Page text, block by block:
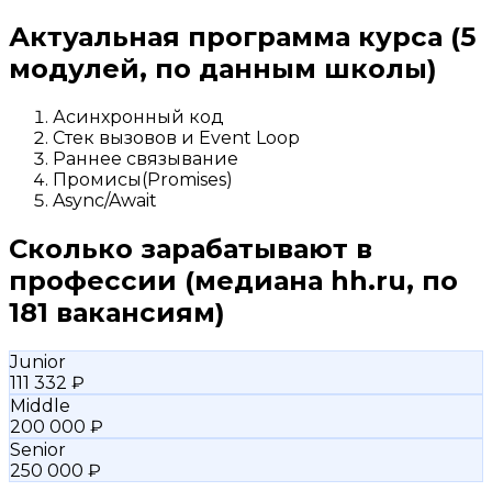
Актуальная программа курса (5
модулей, по данным школы)
Асинхронный код
Стек вызовов и Event Loop
Раннее связывание
Промисы(Promises)
Async/Await
Сколько зарабатывают в
профессии (медиана hh.ru, по
181 вакансиям)
Junior
111 332 ₽
Middle
200 000 ₽
Senior
250 000 ₽